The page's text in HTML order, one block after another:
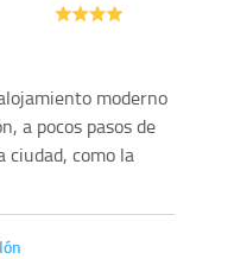
moderno
a pocos pasos de
ciudad, como la